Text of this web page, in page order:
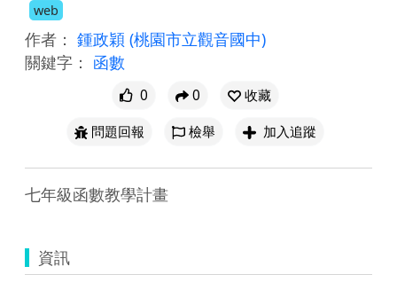
web
作者： 鍾政穎 (桃園市立觀音國中)
關鍵字： 函數
0 0
收藏
問題回報
檢舉 加入追蹤
七年級函數教學計畫
資訊